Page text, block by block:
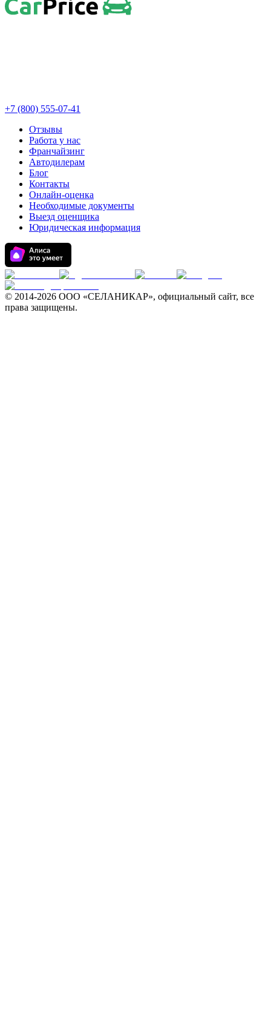
+7 (800) 555-07-41
Отзывы
Работа у нас
Франчайзинг
Автодилерам
Блог
Контакты
Онлайн-оценка
Необходимые документы
Выезд оценщика
Юридическая информация
© 2014-2026 ООО «СЕЛАНИКАР», официальный сайт, все
права защищены.